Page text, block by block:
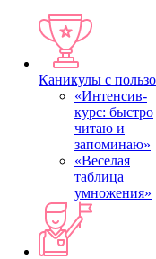
Каникулы с
«Интенсив-
курс: быстро
читаю и
запоминаю»
«Веселая
таблица
умножения»